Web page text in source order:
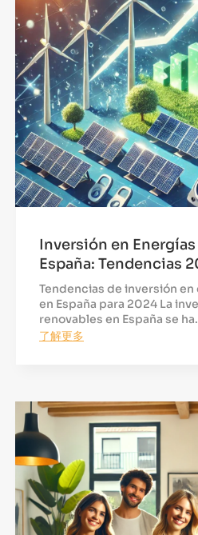
Inversión en
España: Tendencias
Tendencias de inversión
en España para 2024 La
renovables en España se
了解更多